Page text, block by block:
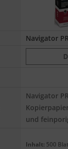
Navigator
und
Inhalt: 500